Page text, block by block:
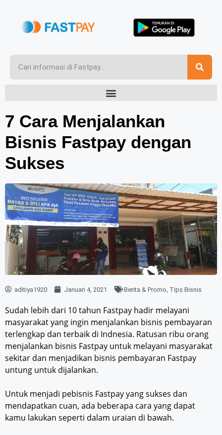
7 Cara Menjalankan
Bisnis Fastpay dengan
Sukses
aditiya1920 Januari 4, 2021 Berita & Promo Tips Bisnis
Sudah lebih dari 10 tahun Fastpay hadir melayani
masyarakat yang ingin menjalankan bisnis pembayaran
terlengkap dan terbaik di Indnesia. Ratusan ribu orang
menjalankan bisnis Fastpay untuk melayani masyarakat
sekitar dan menjadikan bisnis pembayaran Fastpay
untung untuk dijalankan.
Untuk menjadi pebisnis Fastpay yang sukses dan
mendapatkan cuan, ada beberapa cara yang dapat
kamu lakukan seperti dalam uraian di bawah.